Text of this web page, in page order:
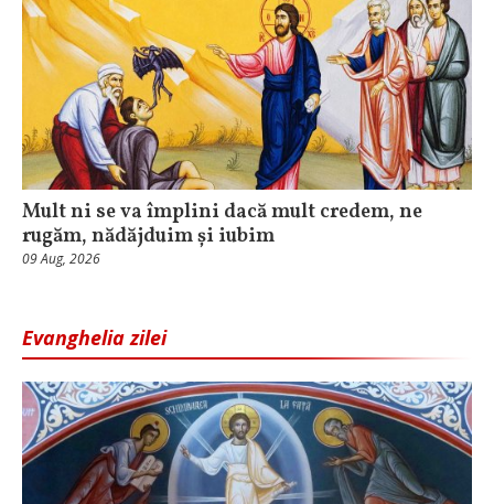
Mult ni se va împlini dacă mult credem, ne
rugăm, nădăjduim și iubim
09 Aug, 2026
Evanghelia zilei